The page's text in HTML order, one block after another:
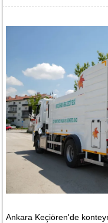
Ankara Keçiören'de